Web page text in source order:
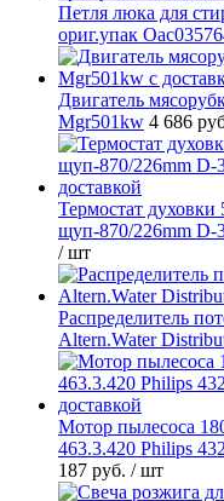
Петля люка для
ориг.упак
Двигатель
Mgr501kw 4 686
Термостат духовки
щуп-870/226mm D-
/ шт
Распределитель
Altern.Water
Мотор пылесоса
463.3.420 Philips
187 руб. / шт